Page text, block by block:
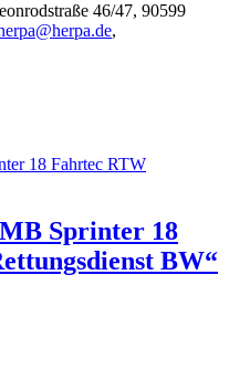
46/47, 90599
,
Sprinter 18
BW“